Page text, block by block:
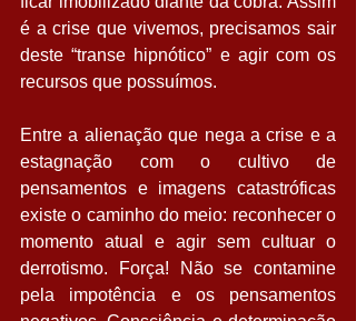
é a crise que vivemos, precisamos sair
deste “transe hipnótico” e agir com os
recursos que possuímos.
Entre a alienação que nega a crise e a
estagnação com o cultivo de
pensamentos e imagens catastróficas
existe o caminho do meio: reconhecer o
momento atual e agir sem cultuar o
derrotismo. Força! Não se contamine
pela impotência e os pensamentos